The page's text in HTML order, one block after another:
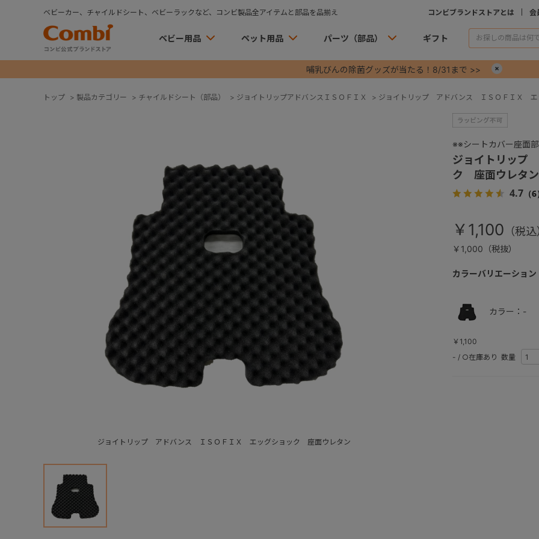
ベビーカー、チャイルドシート、ベビーラックなど、コンビ製品全アイテムと部品を品揃え コンビブランドストアとは 会
ベビー用品 ペット用品 パーツ（部品） ギフト
哺乳びんの除菌グッズが当たる！8/31まで >>
トップ > 製品カテゴリー > チャイルドシート（部品） > ジョイトリップアドバンスＩＳＯＦＩＸ > ジョイトリップ アドバンス ＩＳＯＦＩＸ エ
ジョイトリップ アドバンス ＩＳＯＦＩＸ エッグショック 座面ウレタン
※※シートカバー座面
ジョイトリッ
ク 座面ウレタン
4.7 （6
￥1,100
￥1,000（税抜）
カラーバリエーション
カラー：-
￥1,100
- / ○在庫あり 数量